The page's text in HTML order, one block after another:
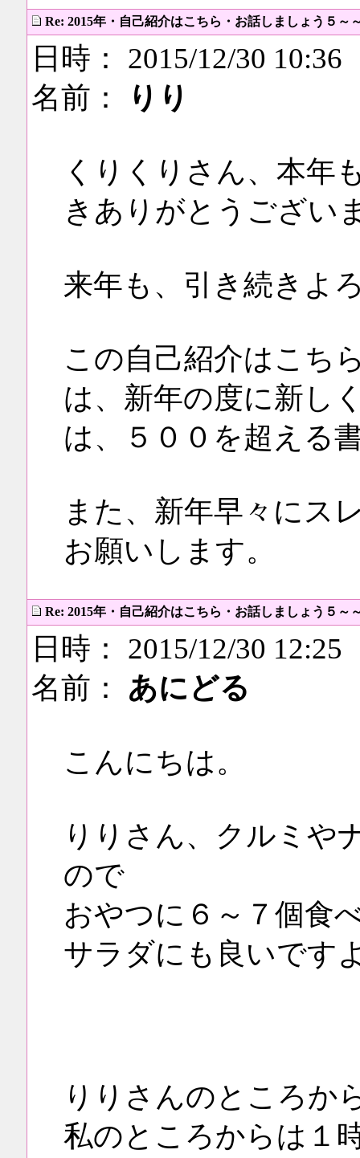
Re: 2015年・自己紹介はこちら・お話しましょう５～
日時： 2015/12/30 10:36
名前：
りり
くりくりさん、本年
きありがとうござい
来年も、引き続きよ
この自己紹介はこち
は、新年の度に新し
は、５００を超える
また、新年早々にス
お願いします。
Re: 2015年・自己紹介はこちら・お話しましょう５～
日時： 2015/12/30 12:25
名前： あにどる
こんにちは。
りりさん、クルミや
ので
おやつに６～７個食
サラダにも良いです
りりさんのところか
私のところからは１